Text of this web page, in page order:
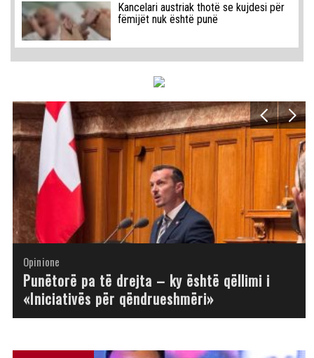
Kancelari austriak thotë se kujdesi për
fëmijët nuk është punë
Opinione
Opinione
Punëtorë pa të drejta – ky është qëllimi i
«Iniciativës për qëndrueshmëri»
Opinione
Opinione
Opinione
Opinione
Opinione
Opinione